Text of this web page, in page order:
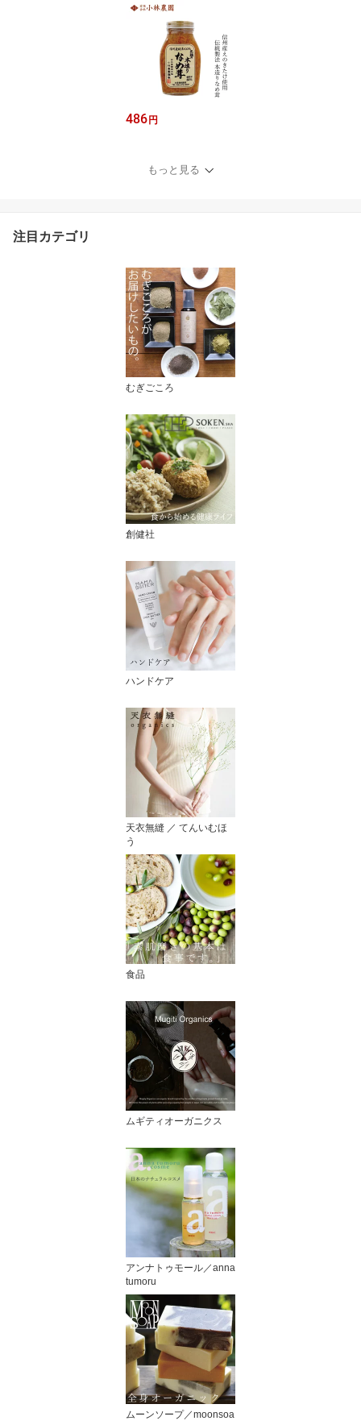
486円
もっと見る
注目カテゴリ
むぎごころ
創健社
ハンドケア
天衣無縫 ／ てんいむほ
う
食品
ムギティオーガニクス
アンナトゥモール／anna
tumoru
ムーンソープ／moonsoa